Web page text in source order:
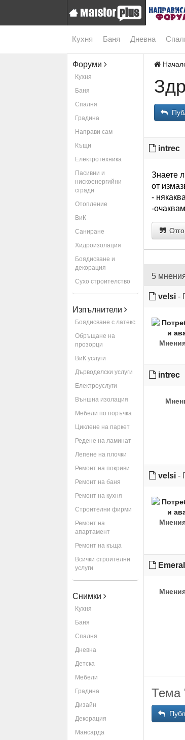
Кухня Баня Дневна
Форуми
Кухня
Баня
Спалня
Градина
Направи сам
Къщи
Електротехника
Пасивни и
нискоенергийни
сгради
Отопление
ВиК
Саниране
Хидроизолация
Боядисване и
декорация
Сухо строителство
Изпълнители
Боядисване с латекс
Обръщане на
прозорци
ВиК услуги
Дърводелски услуги
Електроуслуги
Външна изолация
Мебели по поръчка
Циклене на паркет
Редене на ламинат
Лепене на плочки
Ремонт на покриви
Ремонт на баня
Ремонт на кухня
Строителни фирми
Ремонт на
апартамент
Ремонт на къща
Всички строителни
услуги
Снимки
Кухня
Баня
Спалня
Дневна
Детска
Мебели
Градина
Дизайн
Декорация
Мансарда
intrec
Знаете
от
-
-
5
velsi -
intrec
velsi -
Тема